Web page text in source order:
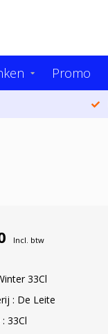
Promo
Incl. btw
33Cl
: De Leite
33Cl